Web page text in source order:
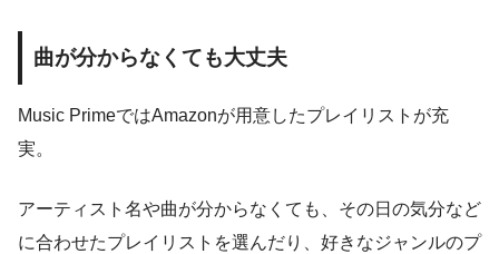
曲が分からなくても大丈夫
Music PrimeではAmazonが用意したプレイリストが充
実。
アーティスト名や曲が分からなくても、その日の気分など
に合わせたプレイリストを選んだり、好きなジャンルのプ